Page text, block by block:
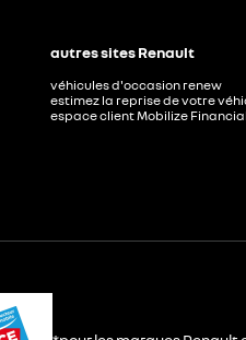
autres sites Renault
véhicules d'occasion renew
estimez la reprise de votre
espace client Mobilize